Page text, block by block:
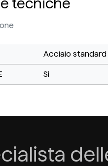
tecniche
Acciaio standard
Sì